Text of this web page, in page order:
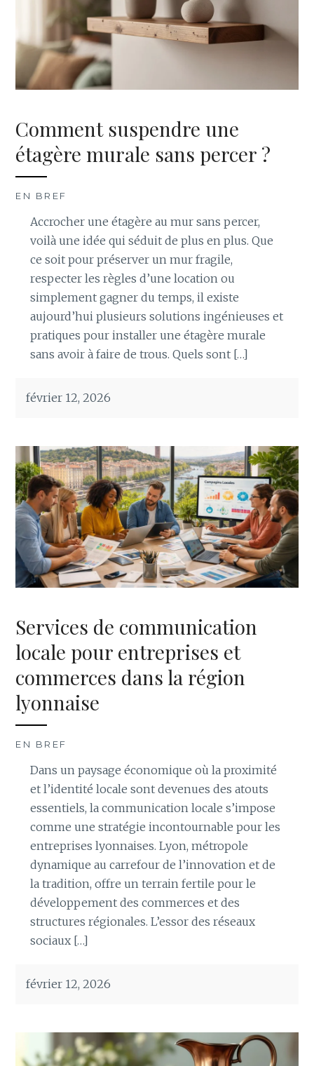
Comment suspendre une
étagère murale sans percer ?
EN BREF
Accrocher une étagère au mur sans percer,
voilà une idée qui séduit de plus en plus. Que
ce soit pour préserver un mur fragile,
respecter les règles d’une location ou
simplement gagner du temps, il existe
aujourd’hui plusieurs solutions ingénieuses et
pratiques pour installer une étagère murale
sans avoir à faire de trous. Quels sont […]
février 12, 2026
Services de communication
locale pour entreprises et
commerces dans la région
lyonnaise
EN BREF
Dans un paysage économique où la proximité
et l’identité locale sont devenues des atouts
essentiels, la communication locale s’impose
comme une stratégie incontournable pour les
entreprises lyonnaises. Lyon, métropole
dynamique au carrefour de l’innovation et de
la tradition, offre un terrain fertile pour le
développement des commerces et des
structures régionales. L’essor des réseaux
sociaux […]
février 12, 2026